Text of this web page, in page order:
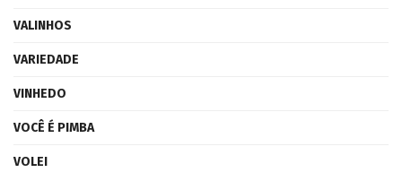
VALINHOS
VARIEDADE
VINHEDO
VOCÊ É PIMBA
VOLEI